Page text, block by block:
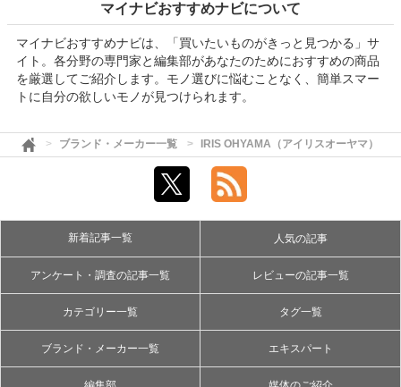
マイナビおすすめナビについて
マイナビおすすめナビは、「買いたいものがきっと見つかる」サ
イト。各分野の専門家と編集部があなたのためにおすすめの商品
を厳選してご紹介します。モノ選びに悩むことなく、簡単スマー
トに自分の欲しいモノが見つけられます。
ブランド・メーカー一覧 IRIS OHYAMA（アイリスオーヤマ）
新着記事一覧 人気の記事
アンケート・調査の記事一覧 レビューの記事一覧
カテゴリー一覧 タグ一覧
ブランド・メーカー一覧 エキスパート